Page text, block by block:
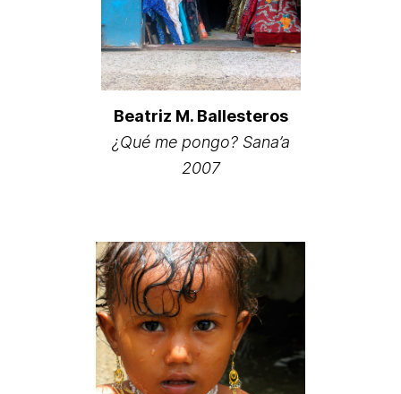
Beatriz M. Ballesteros
¿Qué me pongo? Sana’a
2007